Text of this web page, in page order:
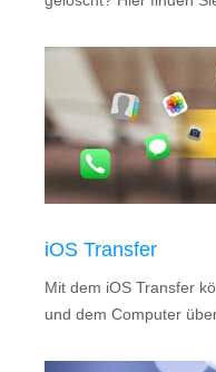
iOS Transfer
Mit dem iOS Transfer
und dem Computer